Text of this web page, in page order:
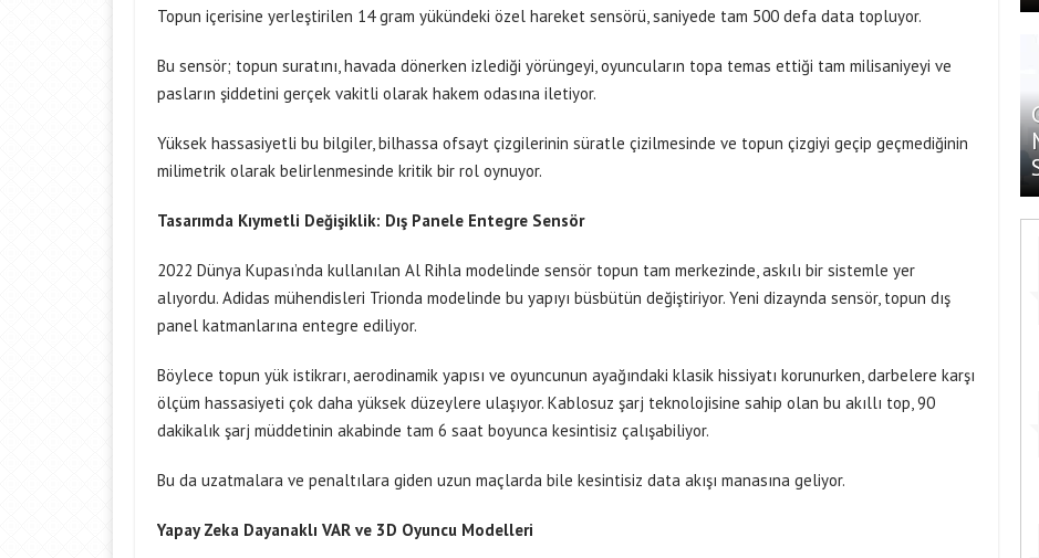
Topun içerisine yerleştirilen 14 gram yükündeki özel hareket sensörü, saniyede tam 500 defa data topluyor.
Bu sensör; topun suratını, havada dönerken izlediği yörüngeyi, oyuncuların topa temas ettiği tam milisaniyeyi ve
pasların şiddetini gerçek vakitli olarak hakem odasına iletiyor.
Yüksek hassasiyetli bu bilgiler, bilhassa ofsayt çizgilerinin süratle çizilmesinde ve topun çizgiyi geçip geçmediğinin
milimetrik olarak belirlenmesinde kritik bir rol oynuyor.
Tasarımda Kıymetli Değişiklik: Dış Panele Entegre Sensör
2022 Dünya Kupası’nda kullanılan Al Rihla modelinde sensör topun tam merkezinde, askılı bir sistemle yer
alıyordu. Adidas mühendisleri Trionda modelinde bu yapıyı büsbütün değiştiriyor. Yeni dizaynda sensör, topun dış
panel katmanlarına entegre ediliyor.
Böylece topun yük istikrarı, aerodinamik yapısı ve oyuncunun ayağındaki klasik hissiyatı korunurken, darbelere karşı
ölçüm hassasiyeti çok daha yüksek düzeylere ulaşıyor. Kablosuz şarj teknolojisine sahip olan bu akıllı top, 90
dakikalık şarj müddetinin akabinde tam 6 saat boyunca kesintisiz çalışabiliyor.
Bu da uzatmalara ve penaltılara giden uzun maçlarda bile kesintisiz data akışı manasına geliyor.
Yapay Zeka Dayanaklı VAR ve 3D Oyuncu Modelleri